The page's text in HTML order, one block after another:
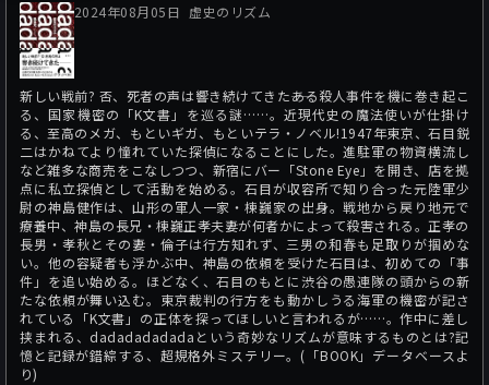
2024年08月05日 虚史のリズム
新しい戦前? 否、死者の声は響き続けてきた――ある殺人事件を機に巻き起こ
る、国家機密の「K文書」を巡る謎……。近現代史の魔法使いが仕掛け
る、至高のメガ、もといギガ、もといテラ・ノベル!1947年東京、石目鋭
二はかねてより憧れていた探偵になることにした。進駐軍の物資横流し
など雑多な商売をこなしつつ、新宿にバー「Stone Eye」を開き、店を拠
点に私立探偵として活動を始める。石目が収容所で知り合った元陸軍少
尉の神島健作は、山形の軍人一家・棟巍家の出身。戦地から戻り地元で
療養中、神島の長兄・棟巍正孝夫妻が何者かによって殺害される。正孝の
長男・孝秋とその妻・倫子は行方知れず、三男の和春も足取りが掴めな
い。他の容疑者も浮かぶ中、神島の依頼を受けた石目は、初めての「事
件」を追い始める。ほどなく、石目のもとに渋谷の愚連隊の頭からの新
たな依頼が舞い込む。東京裁判の行方をも動かしうる海軍の機密が記さ
れている「K文書」の正体を探ってほしいと言われるが……。作中に差し
挟まれる、dadadadadadaという奇妙なリズムが意味するものとは?記
憶と記録が錯綜する、超規格外ミステリー。(「BOOK」データベースよ
り)